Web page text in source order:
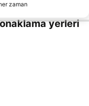
zaman
yerleri